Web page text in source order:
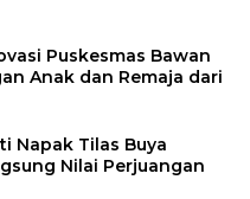
Puskesmas Bawan
Anak dan Remaja dari
Napak Tilas Buya
Nilai Perjuangan